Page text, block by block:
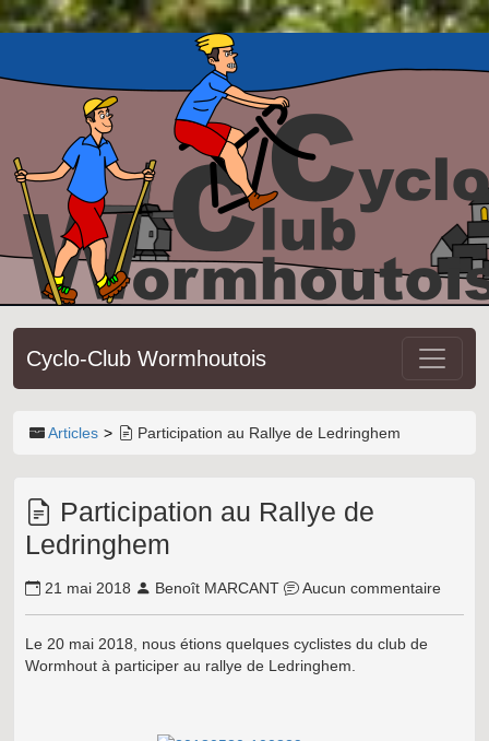
Cyclo-Club Wormhoutois
Articles Participation au Rallye de Ledringhem
Participation au Rallye de
Ledringhem
21 mai 2018 Benoît MARCANT Aucun commentaire
Le 20 mai 2018, nous étions quelques cyclistes du club de
Wormhout à participer au rallye de Ledringhem.